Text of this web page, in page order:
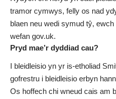
tramor cymwys, felly os nad
blaen neu wedi symud tŷ,
wefan gov.uk.
Pryd mae’r dyddiad cau?
I bleidleisio yn yr is-etholiad
gofrestru i bleidleisio erbyn
Os hoffech chi wneud cais am